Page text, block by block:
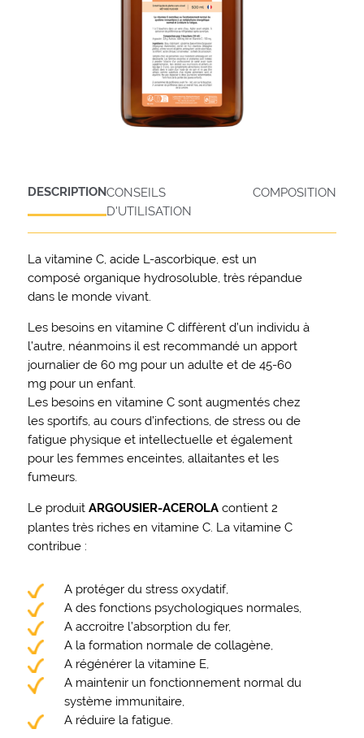
DESCRIPTIONCONSEILS
D'UTILISATION
COMPOSITION
La vitamine C, acide L-ascorbique, est un
composé organique hydrosoluble, très répandue
dans le monde vivant.
Les besoins en vitamine C diffèrent d’un individu à
l’autre, néanmoins il est recommandé un apport
journalier de 60 mg pour un adulte et de 45-60
mg pour un enfant.
Les besoins en vitamine C sont augmentés chez
les sportifs, au cours d’infections, de stress ou de
fatigue physique et intellectuelle et également
pour les femmes enceintes, allaitantes et les
fumeurs.
Le produit ARGOUSIER-ACEROLAcontient 2
plantes très riches en vitamine C. La vitamine C
contribue :
A protéger du stress oxydatif,
A des fonctions psychologiques normales,
A accroitre l’absorption du fer,
A la formation normale de collagène,
A régénérer la vitamine E,
A maintenir un fonctionnement normal du
système immunitaire,
A réduire la fatigue.